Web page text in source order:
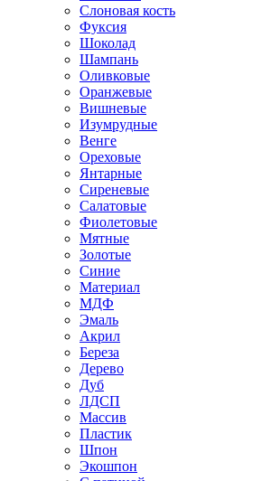
Слоновая кость
Фуксия
Шоколад
Шампань
Оливковые
Оранжевые
Вишневые
Изумрудные
Венге
Ореховые
Янтарные
Сиреневые
Салатовые
Фиолетовые
Мятные
Золотые
Синие
Материал
МДФ
Эмаль
Акрил
Береза
Дерево
Дуб
ЛДСП
Массив
Пластик
Шпон
Экошпон